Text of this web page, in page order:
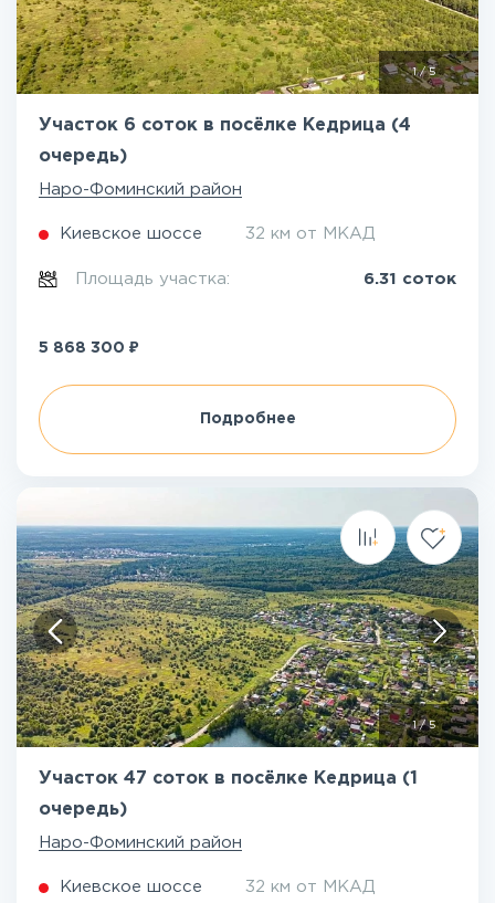
1/5
Участок 6 соток в посёлке Кедрица (4
очередь)
Наро-Фоминский район
Киевское шоссе 32 км от МКАД
Площадь участка: 6.31 соток
5 868 300 ₽
Подробнее
1/5
Участок 47 соток в посёлке Кедрица (1
очередь)
Наро-Фоминский район
Киевское шоссе 32 км от МКАД